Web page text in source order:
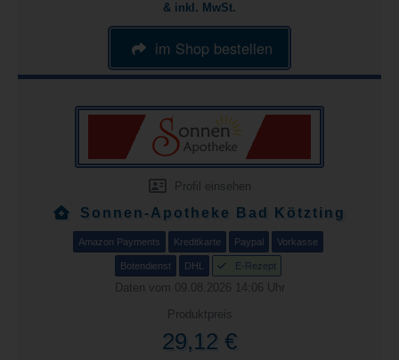
& inkl. MwSt.
im Shop bestellen
Profil einsehen
Sonnen-Apotheke Bad Kötzting
Amazon Payments Kreditkarte Paypal Vorkasse
Botendienst DHL E-Rezept
Daten vom 09.08.2026 14:06 Uhr
Produktpreis
29,12 €